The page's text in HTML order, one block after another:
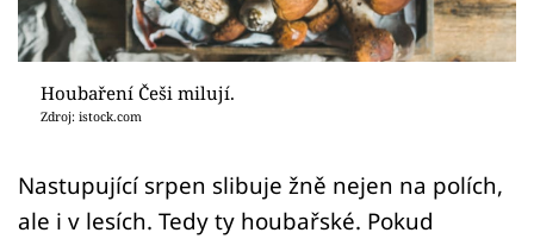
Přihlášení
Sledujte nás
Houbaření Češi milují.
Zdroj: istock.com
Nastupující srpen slibuje žně nejen na polích,
ale i v lesích. Tedy ty houbařské. Pokud